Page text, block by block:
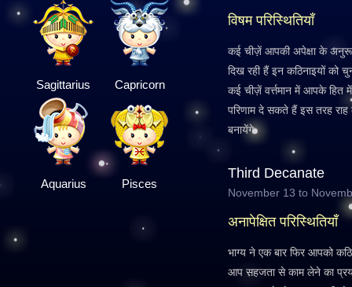
Sagittarius Capricorn
Aquarius Pisces
विषम परिस्थितियाँ
कई चीज़ें आपकी अपेक्षा के अनुरूप
दिख रही हैं इन कठिनाइयों को
कई चीज़ें वर्त्तमान में आपके हित
परिणाम दे सकते हैं इस तरह
बनायेंगे
Third Decanate
November 13 to
अनापेक्षित परिस्थितियाँ
भाग्य ने एक बार फिर आपको
आप सहजता से काम लेने का